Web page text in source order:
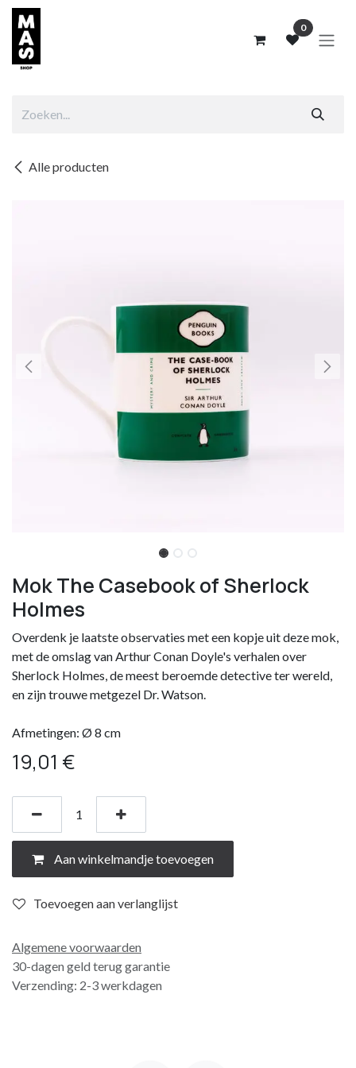
Overslaan naar inhoud
0
Alle producten
Mok The Casebook of Sherlock
Holmes
Overdenk je laatste observaties met een kopje uit deze mok,
met de omslag van Arthur Conan Doyle's verhalen over
Sherlock Holmes, de meest beroemde detective ter wereld,
en zijn trouwe metgezel Dr. Watson.
Afmetingen: Ø 8 cm
19,01 €
Aan winkelmandje toevoegen
Toevoegen aan verlanglijst
Algemene voorwaarden
30-dagen geld terug garantie
Verzending: 2-3 werkdagen